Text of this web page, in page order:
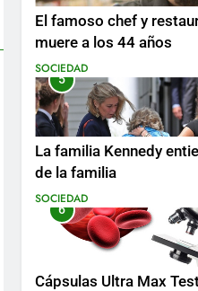
El famoso chef y
muere a los 44 años
SOCIEDAD
5
La familia Kennedy
de la familia
SOCIEDAD
6
Cápsulas Ultra Max